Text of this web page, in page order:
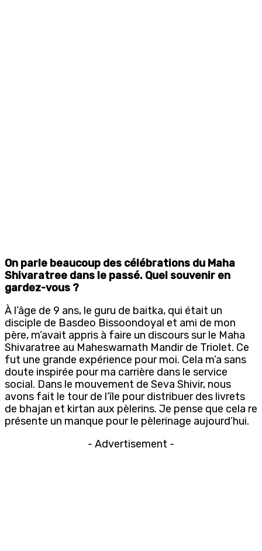
On parle beaucoup des célébrations du Maha
Shivaratree dans le passé. Quel souvenir en
gardez-vous ?
À l’âge de 9 ans, le guru de baitka, qui était un
disciple de Basdeo Bissoondoyal et ami de mon
père, m’avait appris à faire un discours sur le Maha
Shivaratree au Maheswarnath Mandir de Triolet. Ce
fut une grande expérience pour moi. Cela m’a sans
doute inspirée pour ma carrière dans le service
social. Dans le mouvement de Seva Shivir, nous
avons fait le tour de l’île pour distribuer des livrets
de bhajan et kirtan aux pèlerins. Je pense que cela re
présente un manque pour le pèlerinage aujourd’hui.
- Advertisement -